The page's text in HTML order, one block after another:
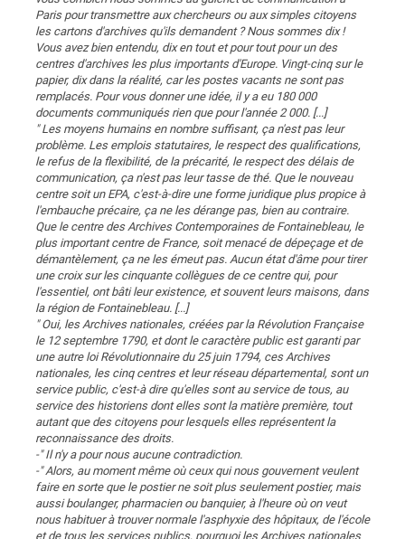
Paris pour transmettre aux chercheurs ou aux simples citoyens
les cartons d'archives qu'ils demandent ? Nous sommes dix !
Vous avez bien entendu, dix en tout et pour tout pour un des
centres d'archives les plus importants d'Europe. Vingt-cinq sur le
papier, dix dans la réalité, car les postes vacants ne sont pas
remplacés. Pour vous donner une idée, il y a eu 180 000
documents communiqués rien que pour l'année 2 000. [...]
" Les moyens humains en nombre suffisant, ça n'est pas leur
problème. Les emplois statutaires, le respect des qualifications,
le refus de la flexibilité, de la précarité, le respect des délais de
communication, ça n'est pas leur tasse de thé. Que le nouveau
centre soit un EPA, c'est-à-dire une forme juridique plus propice à
l'embauche précaire, ça ne les dérange pas, bien au contraire.
Que le centre des Archives Contemporaines de Fontainebleau, le
plus important centre de France, soit menacé de dépeçage et de
démantèlement, ça ne les émeut pas. Aucun état d'âme pour tirer
une croix sur les cinquante collègues de ce centre qui, pour
l'essentiel, ont bâti leur existence, et souvent leurs maisons, dans
la région de Fontainebleau. [...]
" Oui, les Archives nationales, créées par la Révolution Française
le 12 septembre 1790, et dont le caractère public est garanti par
une autre loi Révolutionnaire du 25 juin 1794, ces Archives
nationales, les cinq centres et leur réseau départemental, sont un
service public, c'est-à dire qu'elles sont au service de tous, au
service des historiens dont elles sont la matière première, tout
autant que des citoyens pour lesquels elles représentent la
reconnaissance des droits.
-" Il n'y a pour nous aucune contradiction.
-" Alors, au moment même où ceux qui nous gouvernent veulent
faire en sorte que le postier ne soit plus seulement postier, mais
aussi boulanger, pharmacien ou banquier, à l'heure où on veut
nous habituer à trouver normale l'asphyxie des hôpitaux, de l'école
et de tous les services publics, pourquoi les Archives nationales